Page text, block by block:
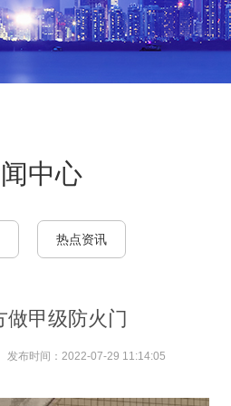
中心
热点资讯
做甲级防火门
发布时间： 2022-07-29 11:14:05